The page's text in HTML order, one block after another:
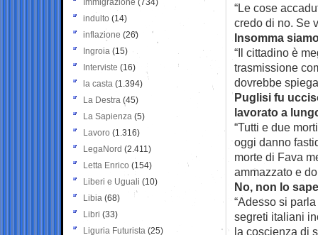
“Le cose
credo di no. Se
Insomma
“Il cittadino è
trasmissione
dovrebbe
Puglisi fu
lavorato a
“Tutti e due
oggi danno
morte di Fava
ammazzato e
No, non lo
“Adesso si
segreti italiani
la coscienza di
Immigrazione (734)
indulto (14)
inflazione (26)
Ingroia (15)
Interviste (16)
la casta (1.394)
La Destra (45)
La Sapienza (5)
Lavoro (1.316)
LegaNord (2.411)
Letta Enrico (154)
Liberi e Uguali (10)
Libia (68)
Libri (33)
Liguria Futurista (25)